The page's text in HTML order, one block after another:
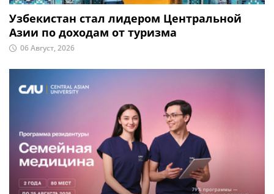
Узбекистан стал лидером Центральной
Азии по доходам от туризма
06 Август, 2026